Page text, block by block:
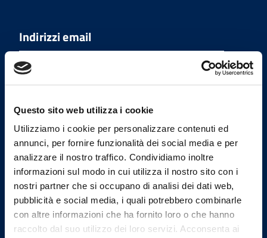
Questo sito web utilizza i cookie
Utilizziamo i cookie per personalizzare contenuti ed
annunci, per fornire funzionalità dei social media e per
analizzare il nostro traffico. Condividiamo inoltre
informazioni sul modo in cui utilizza il nostro sito con i
nostri partner che si occupano di analisi dei dati web,
pubblicità e social media, i quali potrebbero combinarle
con altre informazioni che ha fornito loro o che hanno
raccolto dal suo utilizzo dei loro servizi. Acconsenta ai
Indirizzi email
Email Segreteria
omceosv@omceosv.it
presidente@omceosv.it
Email PEC
segreteria.omceosv@pec.it
Email PEC Presidenza
presidenza.omceosv@pec.it
Uffici